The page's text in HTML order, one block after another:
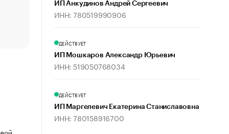
Что обвинения против Павла Дурова значат для
ИП Анкудинов Андрей Сергеевич
ИНН: 780519990906
ДЕЙСТВУЕТ
ИП Мошкаров Александр Юрьевич
ИНН: 519050768034
ДЕЙСТВУЕТ
ИП Маргелевич Екатерина Станиславовна
ИНН: 780158916700